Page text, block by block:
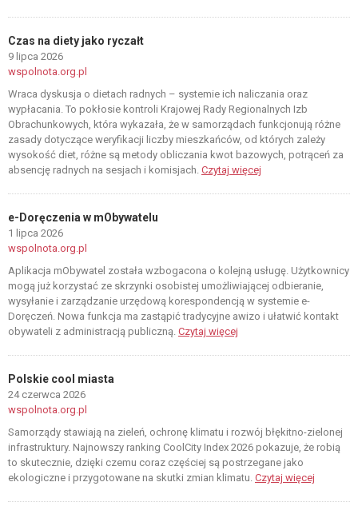
Czas na diety jako ryczałt
9 lipca 2026
wspolnota.org.pl
Wraca dyskusja o dietach radnych – systemie ich naliczania oraz
wypłacania. To pokłosie kontroli Krajowej Rady Regionalnych Izb
Obrachunkowych, która wykazała, że w samorządach funkcjonują różne
zasady dotyczące weryfikacji liczby mieszkańców, od których zależy
wysokość diet, różne są metody obliczania kwot bazowych, potrąceń za
absencję radnych na sesjach i komisjach. Czytaj więcej
e-Doręczenia w mObywatelu
1 lipca 2026
wspolnota.org.pl
Aplikacja mObywatel została wzbogacona o kolejną usługę. Użytkownicy
mogą już korzystać ze skrzynki osobistej umożliwiającej odbieranie,
wysyłanie i zarządzanie urzędową korespondencją w systemie e-
Doręczeń. Nowa funkcja ma zastąpić tradycyjne awizo i ułatwić kontakt
obywateli z administracją publiczną. Czytaj więcej
Polskie cool miasta
24 czerwca 2026
wspolnota.org.pl
Samorządy stawiają na zieleń, ochronę klimatu i rozwój błękitno-zielonej
infrastruktury. Najnowszy ranking CoolCity Index 2026 pokazuje, że robią
to skutecznie, dzięki czemu coraz częściej są postrzegane jako
ekologiczne i przygotowane na skutki zmian klimatu. Czytaj więcej